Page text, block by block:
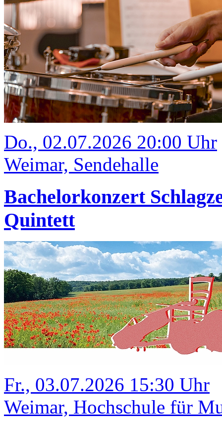
Do., 02.07.2026 20:00 Uhr
Weimar, Sendehalle
Bachelorkonzert
Quintett
Fr., 03.07.2026 15:30 Uhr
Weimar, Hochschule für